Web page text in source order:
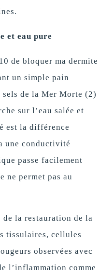
et eau pure
de bloquer ma dermite
un simple pain
de la Mer Morte (2)
sur l’eau salée et
est la différence
une conductivité
passe facilement
ne permet pas au
de la restauration de la
tissulaires, cellules
observées avec
l’inflammation comme